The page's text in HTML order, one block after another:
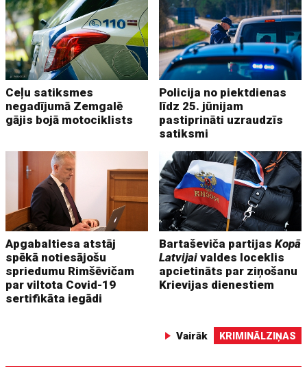
Ceļu satiksmes
negadījumā Zemgalē
gājis bojā motociklists
Policija no piektdienas
līdz 25. jūnijam
pastiprināti uzraudzīs
satiksmi
Apgabaltiesa atstāj
spēkā notiesājošu
spriedumu Rimšēvičam
par viltota Covid-19
sertifikāta iegādi
Bartaševiča partijasKopā
Latvijai valdes loceklis
apcietināts par ziņošanu
Krievijas dienestiem
Vairāk KRIMINĀLZIŅAS